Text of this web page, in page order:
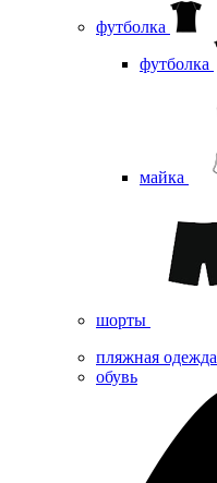
футболка
футболка
майка
шорты
пляжная одежда
oбувь